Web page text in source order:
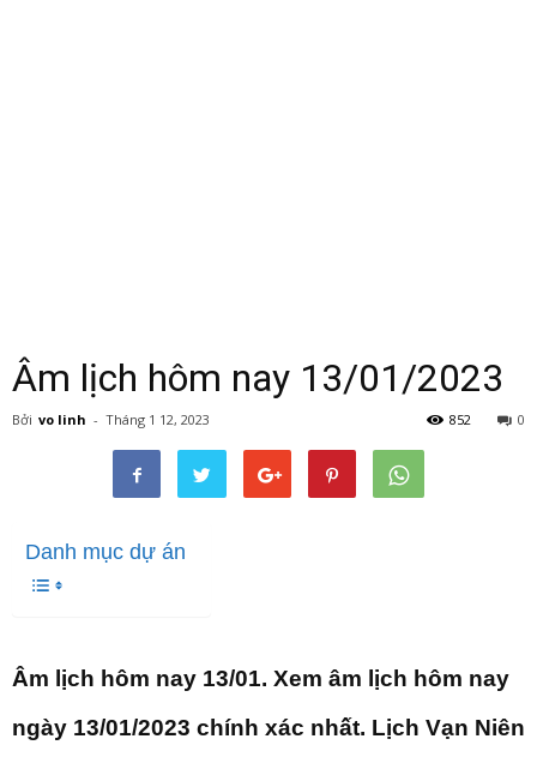
Âm lịch hôm nay 13/01/2023
Bởi vo linh - Tháng 1 12, 2023 0
852
Danh mục dự án
Âm lịch hôm nay 13/01. Xem âm lịch hôm nay
ngày 13/01/2023 chính xác nhất. Lịch Vạn Niên